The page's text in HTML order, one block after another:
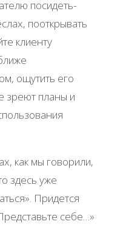
посидеть-
пооткрывать
клиенту
ощутить его
зреют планы и
как мы говорили,
здесь уже
Придется
себе…»